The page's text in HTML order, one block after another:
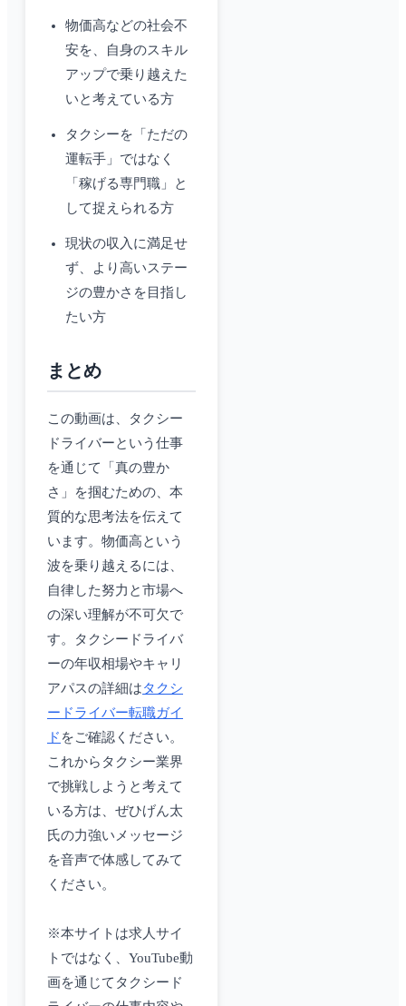
物価高などの社会不
安を、自身のスキル
アップで乗り越えた
いと考えている方
タクシーを「ただの
運転手」ではなく
「稼げる専門職」と
して捉えられる方
現状の収入に満足せ
ず、より高いステー
ジの豊かさを目指し
たい方
まとめ
この動画は、タクシー
ドライバーという仕事
を通じて「真の豊か
さ」を掴むための、本
質的な思考法を伝えて
います。物価高という
波を乗り越えるには、
自律した努力と市場へ
の深い理解が不可欠で
す。タクシードライバ
ーの年収相場やキャリ
アパスの詳細はタクシ
ードライバー転職ガイ
ド をご確認ください。
これからタクシー業界
で挑戦しようと考えて
いる方は、ぜひげん太
氏の力強いメッセージ
を音声で体感してみて
ください。
※本サイトは求人サイ
トではなく、YouTube動
画を通じてタクシード